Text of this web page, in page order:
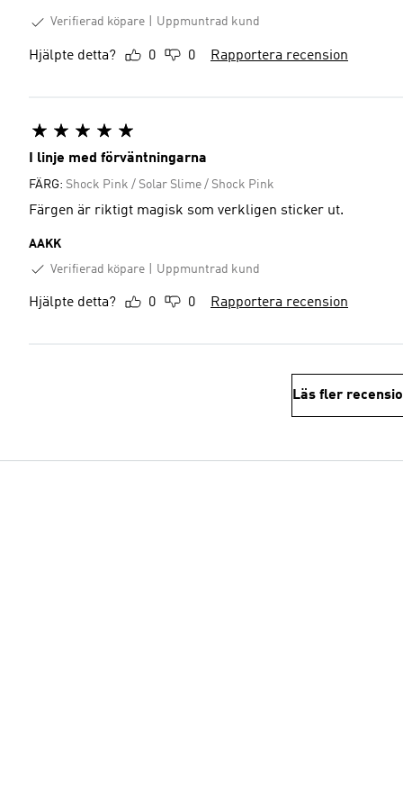
Verifierad köpare
Uppmuntrad kund
Hjälpte detta? 0 0 Rapportera recension
I linje med förväntningarna
FÄRG: Shock Pink / Solar Slime / Shock Pink
Färgen är riktigt magisk som verkligen sticker ut.
AAKK
Verifierad köpare
Uppmuntrad kund
Hjälpte detta? 0 0 Rapportera recension
Läs fler